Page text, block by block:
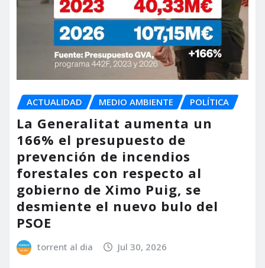
ACTUALIDAD MEDIO AMBIENTE POLÍTICA
La Generalitat aumenta un
166% el presupuesto de
prevención de incendios
forestales con respecto al
gobierno de Ximo Puig, se
desmiente el nuevo bulo del
PSOE
torrent al dia Jul 30, 2026